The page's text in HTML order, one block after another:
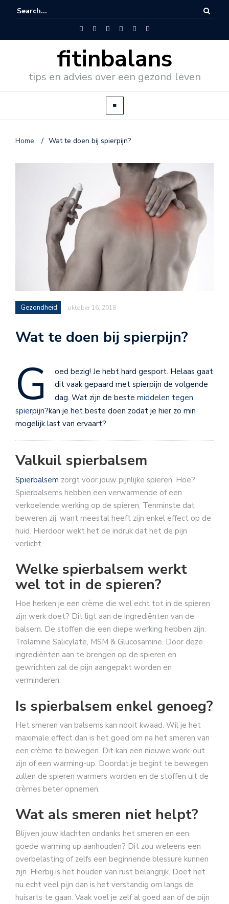
fitinbalans
tips en advies over een gezond leven
Home / Wat te doen bij spierpijn?
Gezondheid oktober 16, 2018
Wat te doen bij spierpijn?
G
oed bezig! Je hebt hard gesport. Helaas gaat
dit vaak gepaard met spierpijn de volgende
dag. Wat zijn de beste middelen tegen
spierpijn?kan je het beste doen zodat je hier zo min
mogelijk last van ervaart?
Valkuil spierbalsem
Spierbalsem zorgt voor jouw pijnlijke spieren. Hoe?
Spierbalsems hebben een verwarmende of een
verkoelende werking op de spieren. Tenminste dat
beweren zij, want meestal heeft zijn enkel effect op de
huid. Hierdoor wekt het de indruk dat het de pijn
verlicht.
Welke spierbalsem werkt
wel tot in de spieren?
Hoe herken je een crème die wel echt tot in de spieren
zijn werk doet? Dit ligt aan de ingrediënten van de
balsem. De stoffen die een diepe werking hebben zijn:
Trolamine Salicylate, MSM & Glucosamine. Door deze
ingrediënten aan te brengen op de spieren en
gewrichten zal de pijn aangepakt worden en
verminderen.
Is spierbalsem enkel genoeg?
Het smeren van balsems kan nooit kwaad. Wil je het
maximale effect dan is het goed om na het smeren van
een crème te bewegen. Dit kan een nieuwe work-out
zijn of een warming-up. Doordat je begint te bewegen
zullen de spieren warmers worden en de stoffen uit de
crèmes beter opnemen.
Wat als smeren niet helpt?
Blijven jouw klachten ondanks het smeren en een
goede warming up aanhouden? Dit zou weleens een
overbelasting of zelfs een beginnende blessure kunnen
zijn. Hierbij is het houden van rust belangrijk. Doet het
nu echt veel pijn dan is het verstandig om langs de
huisarts te gaan. Vaak voel je zelf al goed aan of de pijn